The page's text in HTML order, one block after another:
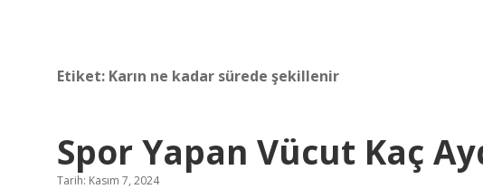
Etiket: Karın ne kadar sürede şekillenir
Spor Yapan Vücut Kaç
Tarih: Kasım 7, 2024